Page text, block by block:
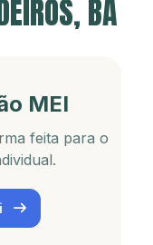
BA
MEI
feita para o